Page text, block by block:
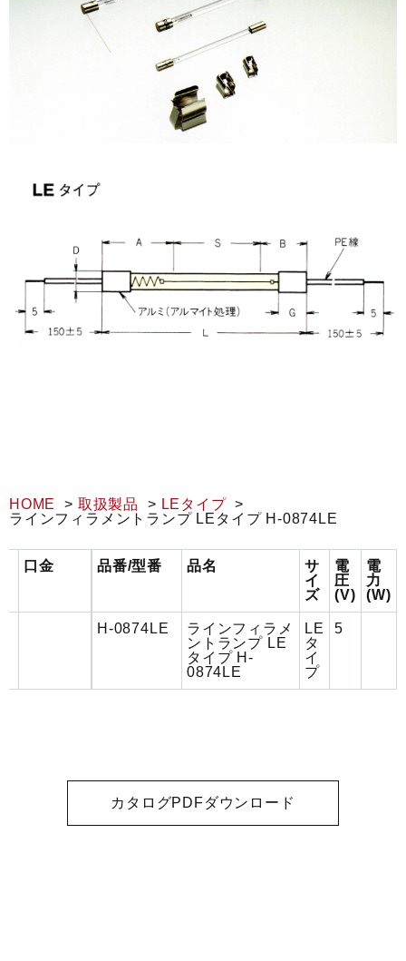
HOME 取扱製品
LEタイプ
ラインフィラメントランプ LEタイプ H-0874LE
口金 品番/型番 品名
サ
イ
ズ
電
圧
(V)
電
力
(W)
H-0874LE
ラインフィラメ
ントランプ LE
タイプ H-
0874LE
LE
タ
イ
プ
5
カタログPDFダウンロード